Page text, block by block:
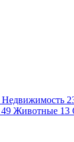
Недвижимость
49 Животные 13